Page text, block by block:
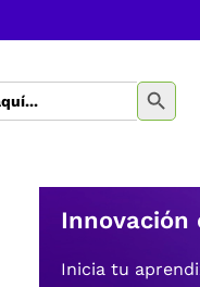
BOTÓN DE
Innovación
Inicia tu